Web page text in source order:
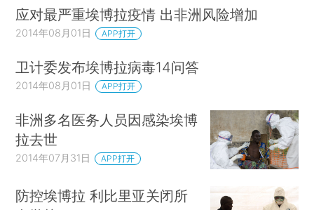
应对最严重埃博拉疫情 出非洲风险增加
2014年08月01日 APP打开
卫计委发布埃博拉病毒14问答
2014年08月01日 APP打开
非洲多名医务人员因感染埃博
拉去世
2014年07月31日 APP打开
防控埃博拉 利比里亚关闭所